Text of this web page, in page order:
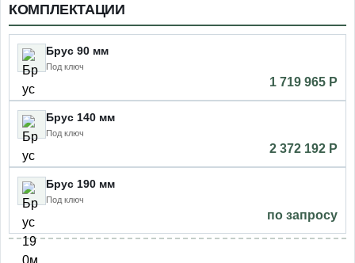
КОМПЛЕКТАЦИИ
Брус 90 мм
Под ключ
1 719 965 P
Брус 140 мм
Под ключ
2 372 192 P
Брус 190 мм
Под ключ
по запросу